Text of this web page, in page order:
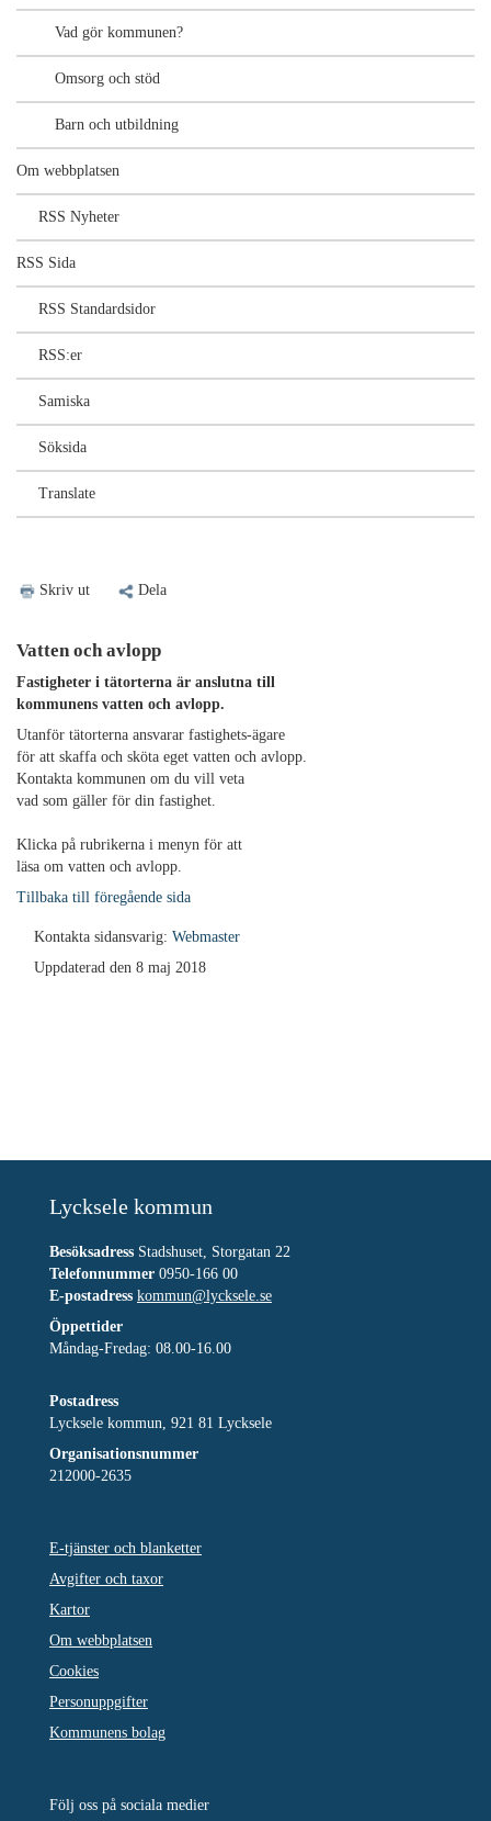
Vad gör kommunen?
Omsorg och stöd
Barn och utbildning
Om webbplatsen
RSS Nyheter
RSS Sida
RSS Standardsidor
RSS:er
Samiska
Söksida
Translate
Skriv ut Dela
Vatten och avlopp
Fastigheter i tätorterna är anslutna till
kommunens vatten och avlopp.
Utanför tätorterna ansvarar fastighets-ägare
för att skaffa och sköta eget vatten och avlopp.
Kontakta kommunen om du vill veta
vad som gäller för din fastighet.
Klicka på rubrikerna i menyn för att
läsa om vatten och avlopp.
Tillbaka till föregående sida
Kontakta sidansvarig: Webmaster
Uppdaterad den 8 maj 2018
Lycksele kommun
Besöksadress Stadshuset, Storgatan 22
Telefonnummer 0950-166 00
E-postadress kommun@lycksele.se
Öppettider
Måndag-Fredag: 08.00-16.00
Postadress
Lycksele kommun, 921 81 Lycksele
Organisationsnummer
212000-2635
E-tjänster och blanketter
Avgifter och taxor
Kartor
Om webbplatsen
Cookies
Personuppgifter
Kommunens bolag
Följ oss på sociala medier